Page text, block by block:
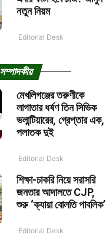
নতুন নিয়ম
Editorial Desk
সম্পাদকীয়
মেখলিগঞ্জের তরুণীকে
লাগাতার ধর্ষণ তিন সিভিক
ভলান্টিয়ারের, গ্রেপ্তার এক,
পলাতক দুই
Editorial Desk
শিক্ষা-চাকরি নিয়ে সরাসরি
জনতার আদালতে CJP,
শুরু ‘ক্যায়া বোলতি পাবলিক’
Editorial Desk